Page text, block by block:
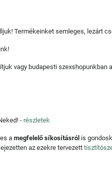
Termékeinket semleges, lezárt
vagy budapesti szexshopunkban
- részletek
a megfelelő síkosításról is
az ezekre tervezett